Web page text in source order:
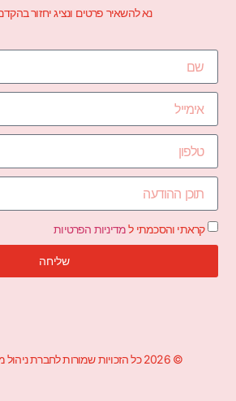
נא להשאיר פרטים ונציג יחזור
קראתי והסכמתי למדיניות הפרטיות
שליחה
© 2026 כל הזכויות שמורות לחברת ניהול מוניטין – לירון קטלן